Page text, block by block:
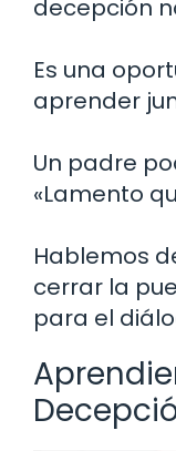
decepción
Es una
aprender
Un padre
«Lamento
Hablemos
cerrar la
para el